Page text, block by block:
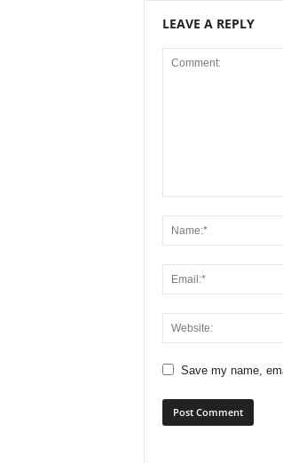
LEAVE A REPLY
Save my name,